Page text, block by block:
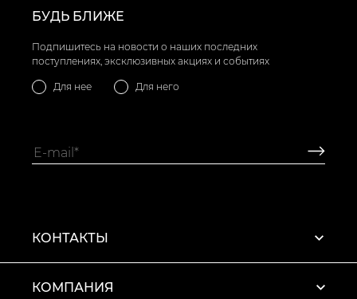
популярный товар
БУДЬ БЛИЖЕ
Подпишитесь на новости о наших последних
поступлениях, эксклюзивных акциях и событиях
Для нее Для него
КОНТАКТЫ
КОМПАНИЯ